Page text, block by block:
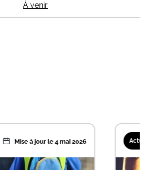
À venir
Mise à jour le 4 mai 2026